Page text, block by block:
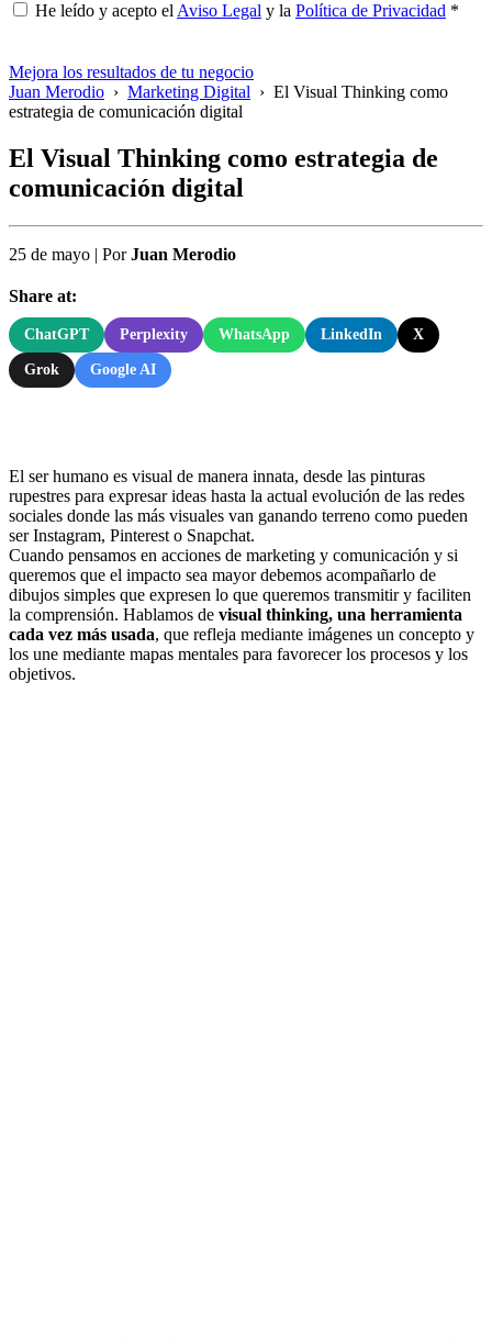
He leído y acepto el Aviso Legal y la Política de Privacidad *
Mejora los resultados de tu negocio
Juan Merodio › Marketing Digital › El Visual Thinking como
estrategia de comunicación digital
El Visual Thinking como estrategia de
comunicación digital
25 de mayo | PorJuan Merodio
Share at:
ChatGPT Perplexity WhatsApp LinkedIn X
Grok Google AI
El ser humano es visual de manera innata, desde las pinturas
rupestres para expresar ideas hasta la actual evolución de las redes
sociales donde las más visuales van ganando terreno como pueden
ser Instagram, Pinterest o Snapchat.
Cuando pensamos en acciones de marketing y comunicación y si
queremos que el impacto sea mayor debemos acompañarlo de
dibujos simples que expresen lo que queremos transmitir y faciliten
la comprensión. Hablamos de visual thinking, una herramienta
cada vez más usada, que refleja mediante imágenes un concepto y
los une mediante mapas mentales para favorecer los procesos y los
objetivos.